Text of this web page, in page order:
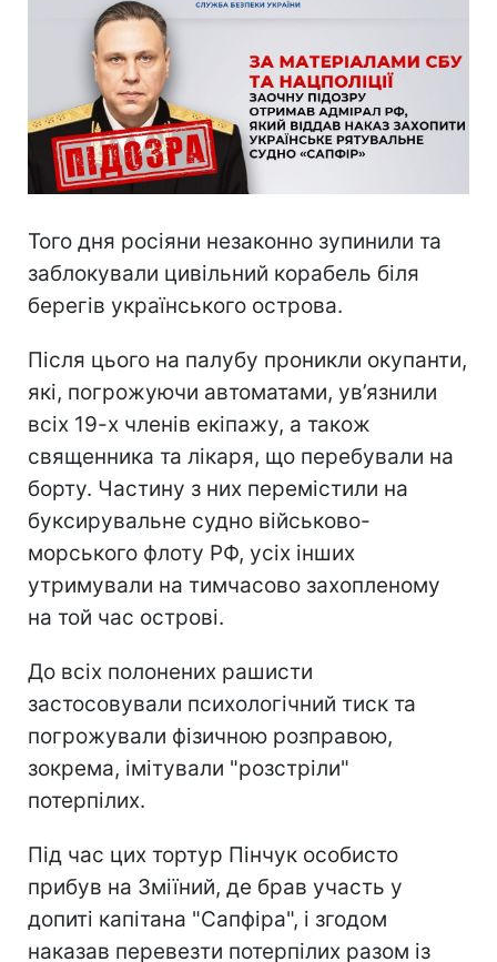
Того дня росіяни незаконно зупинили та
заблокували цивільний корабель біля
берегів українського острова.
Після цього на палубу проникли окупанти,
які, погрожуючи автоматами, ув’язнили
всіх 19-х членів екіпажу, а також
священника та лікаря, що перебували на
борту. Частину з них перемістили на
буксирувальне судно військово-
морського флоту РФ, усіх інших
утримували на тимчасово захопленому
на той час острові.
До всіх полонених рашисти
застосовували психологічний тиск та
погрожували фізичною розправою,
зокрема, імітували "розстріли"
потерпілих.
Під час цих тортур Пінчук особисто
прибув на Зміїний, де брав участь у
допиті капітана "Сапфіра", і згодом
наказав перевезти потерпілих разом із